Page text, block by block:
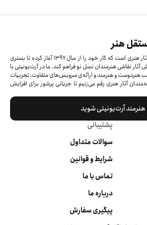
هنر
آرت‌یونیتی بازار آنلاین فروش آثار هنری است که کار خود را از سال ۱۳۹۷ آغاز کرده‌ تا بستری
آثار نقاشی هنرمندان نسل نو فراهم کند. ما در آرت‌یونیتی با
هنردوست و هنرمند و ارائه‌ی سرویس‌های متفاوت، تجربیات
آثار هنری رقم می‌زنیم تا جریانی پرشور برای افزایش
هنرمند آرت‌یونیتی شوید
پشتیبانی
سوالات متداول
شرایط و قوانین
تماس با ما
درباره ما
پیگیری سفارش